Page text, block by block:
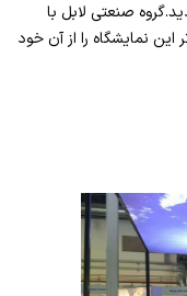
صنعتی لابل با
این نمایشگاه را از آن خود